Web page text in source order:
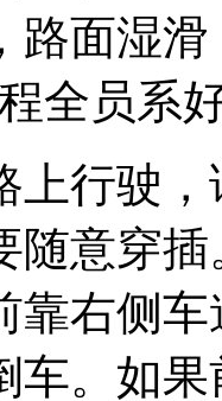
路面湿
全员系
行驶，
随意穿
靠右侧
车。如